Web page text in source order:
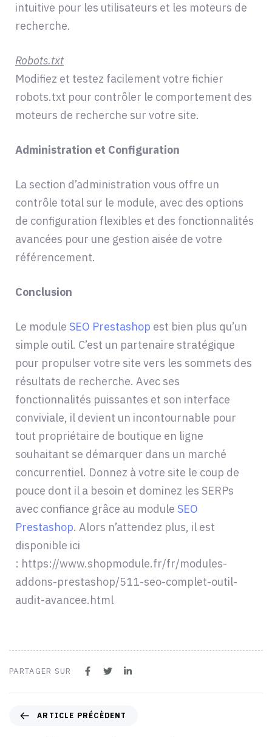
intuitive pour les utilisateurs et les moteurs de
recherche.
Robots.txt
Modifiez et testez facilement votre fichier
robots.txt pour contrôler le comportement des
moteurs de recherche sur votre site.
Administration et Configuration
La section d’administration vous offre un
contrôle total sur le module, avec des options
de configuration flexibles et des fonctionnalités
avancées pour une gestion aisée de votre
référencement.
Conclusion
Le module SEO Prestashop est bien plus qu’un
simple outil. C’est un partenaire stratégique
pour propulser votre site vers les sommets des
résultats de recherche. Avec ses
fonctionnalités puissantes et son interface
conviviale, il devient un incontournable pour
tout propriétaire de boutique en ligne
souhaitant se démarquer dans un marché
concurrentiel. Donnez à votre site le coup de
pouce dont il a besoin et dominez les SERPs
avec confiance grâce au module SEO
Prestashop. Alors n’attendez plus, il est
disponible ici
: https://www.shopmodule.fr/fr/modules-
addons-prestashop/511-seo-complet-outil-
audit-avancee.html
PARTAGER SUR
ARTICLE PRÉCÈDENT